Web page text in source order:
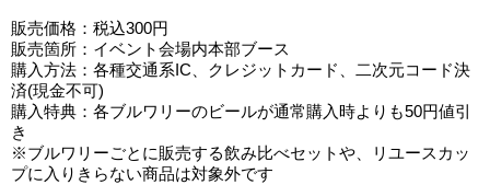
販売価格：税込300円
販売箇所：イベント会場内本部ブース
購入方法：各種交通系IC、クレジットカード、二次元コード決
済(現金不可)
購入特典：各ブルワリーのビールが通常購入時よりも50円値引
き
※ブルワリーごとに販売する飲み比べセットや、リユースカッ
プに入りきらない商品は対象外です